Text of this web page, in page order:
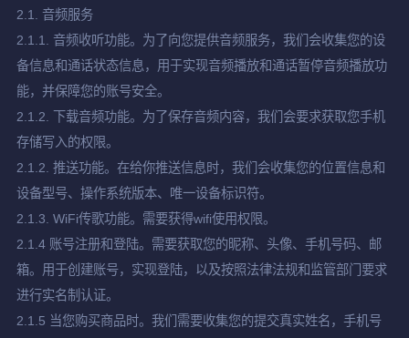
2.1. 音频服务
2.1.1. 音频收听功能。为了向您提供音频服务，我们会收集您的设
备信息和通话状态信息，用于实现音频播放和通话暂停音频播放功
能，并保障您的账号安全。
2.1.2. 下载音频功能。为了保存音频内容，我们会要求获取您手机
存储写入的权限。
2.1.2. 推送功能。在给你推送信息时，我们会收集您的位置信息和
设备型号、操作系统版本、唯一设备标识符。
2.1.3. WiFi传歌功能。需要获得wifi使用权限。
2.1.4 账号注册和登陆。需要获取您的昵称、头像、手机号码、邮
箱。用于创建账号，实现登陆，以及按照法律法规和监管部门要求
进行实名制认证。
2.1.5 当您购买商品时。我们需要收集您的提交真实姓名，手机号